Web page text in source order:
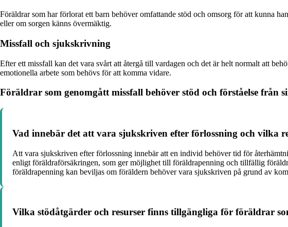
Föräldrar som har förlorat ett barn behöver omfattande stöd och omsorg för att kunna
eller om sorgen känns övermäktig.
Missfall och sjukskrivning
Efter ett missfall kan det vara svårt att återgå till vardagen och det är helt normalt att
emotionella arbete som behövs för att komma vidare.
Föräldrar som genomgått missfall behöver stöd och förståelse
Vad innebär det att vara sjukskriven efter förlossning och vilka
Att vara sjukskriven efter förlossning innebär att en individ behöver tid för
enligt föräldraförsäkringen, som ger möjlighet till föräldrapenning och tillfällig
föräldrapenning kan beviljas om föräldern behöver vara sjukskriven på grund av
Vilka stödåtgärder och resurser finns tillgängliga för föräldrar